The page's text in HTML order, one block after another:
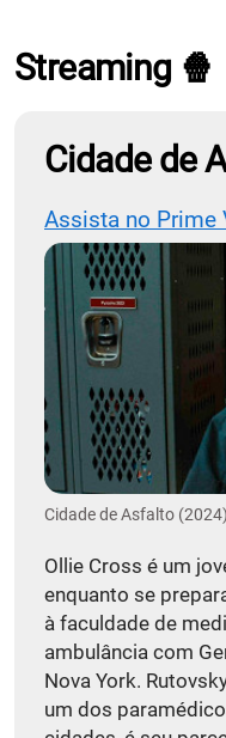
Streaming 🍿
Cidade de
Assista no Prime
Cidade de Asfalto (2024)
Ollie Cross é um
enquanto se
à faculdade de
ambulância com
Nova York.
um dos